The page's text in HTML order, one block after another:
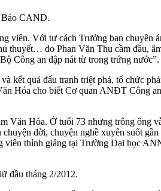
Báo CAND.
viên. Với tư cách Trưởng ban
thuyết… do Phan Văn Thu cầm đầu,
Công an đập nát từ trong trứng nước”.
kết quả đấu tranh triệt phá, tổ chức
Hóa cho biết Cơ quan ANĐT Công
Văn Hóa. Ở tuổi 73 nhưng trông ông
đời, chuyện nghề xuyên suốt
viên thỉnh giảng tại Trường Đại học
đầu tháng 2/2012.